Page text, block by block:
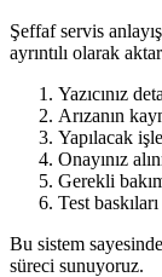
Şeffaf servis
ayrıntılı olarak
Yazıcınız
Arızanın
Yapılacak
Onayınız
Gerekli
Test
Bu sistem
süreci sunuyoruz.